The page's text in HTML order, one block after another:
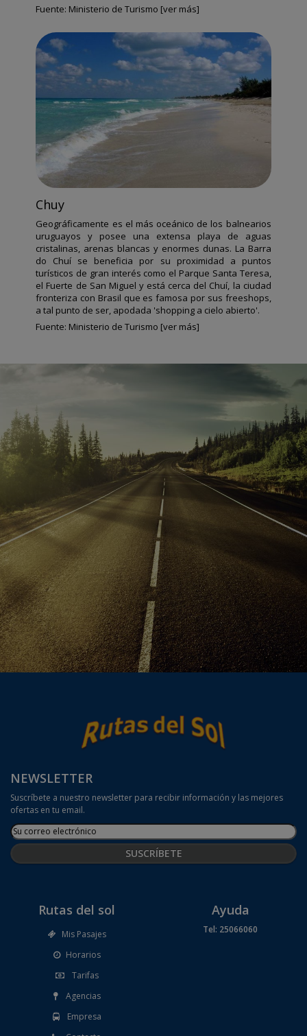
Fuente: Ministerio de Turismo [ver más]
Chuy
Geográficamente es el más oceánico de los balnearios
uruguayos y posee una extensa playa de aguas
cristalinas, arenas blancas y enormes dunas. La Barra
do Chuí se beneficia por su proximidad a puntos
turísticos de gran interés como el Parque Santa Teresa,
el Fuerte de San Miguel y está cerca del Chuí, la ciudad
fronteriza con Brasil que es famosa por sus freeshops,
a tal punto de ser, apodada 'shopping a cielo abierto'.
Fuente: Ministerio de Turismo [ver más]
NEWSLETTER
Suscríbete a nuestro newsletter para recibir información y las mejores
ofertas en tu email.
Rutas del sol
Mis Pasajes
Horarios
Tarifas
Agencias
Empresa
Ayuda
Tel: 25066060